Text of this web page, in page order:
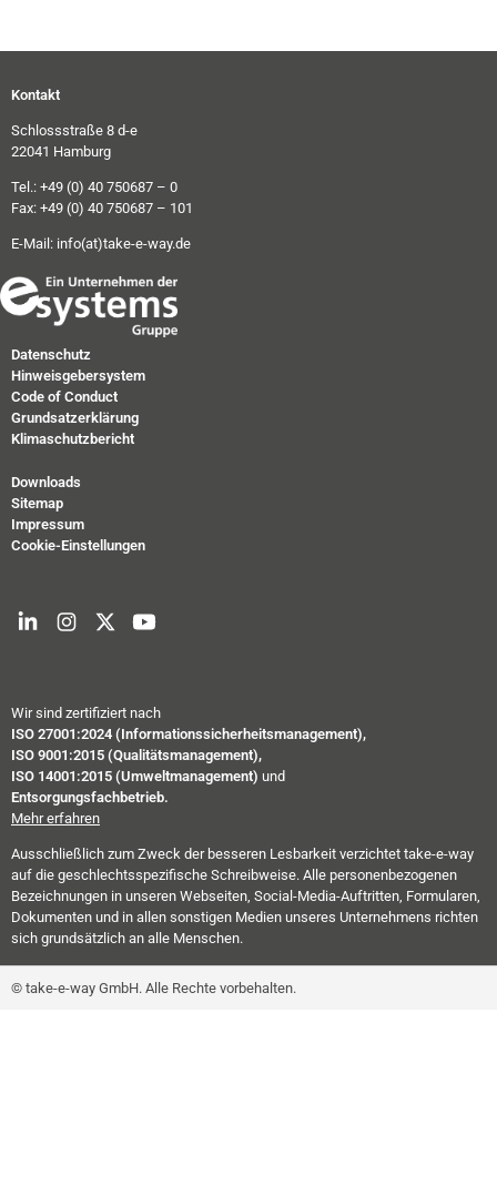
Kontakt
Schlossstraße 8 d-e
22041 Hamburg
Tel.: +49 (0) 40 750687 – 0
Fax: +49 (0) 40 750687 – 101
E-Mail: info(at)take-e-way.de
Datenschutz
Hinweisgebersystem
Code of Conduct
Grundsatzerklärung
Klimaschutzbericht
Downloads
Sitemap
Impressum
Cookie-Einstellungen
Wir sind zertifiziert nach
ISO 27001:2024 (Informationssicherheitsmanagement),
ISO 9001:2015 (Qualitätsmanagement),
ISO 14001:2015 (Umweltmanagement) und
Entsorgungsfachbetrieb.
Mehr erfahren
Ausschließlich zum Zweck der besseren Lesbarkeit verzichtet take-e-way
auf die geschlechtsspezifische Schreibweise. Alle personenbezogenen
Bezeichnungen in unseren Webseiten, Social-Media-Auftritten, Formularen,
Dokumenten und in allen sonstigen Medien unseres Unternehmens richten
sich grundsätzlich an alle Menschen.
© take-e-way GmbH. Alle Rechte vorbehalten.